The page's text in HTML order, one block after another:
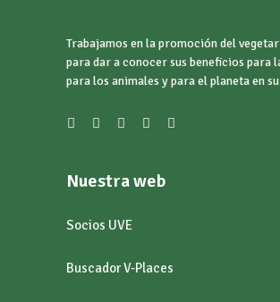
Trabajamos en la promoción del
para dar a conocer sus beneficios para
para los animales y para el planeta en
Nuestra web
Socios UVE
Buscador V-Places